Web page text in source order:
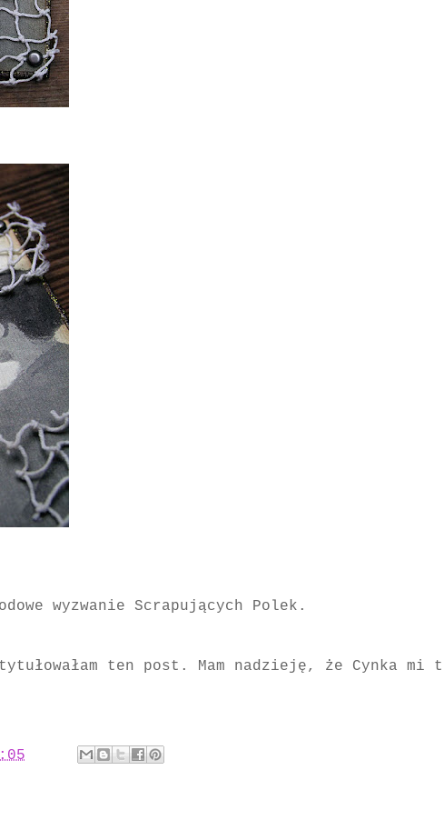
wyzwanie Scrapujących Polek.
ten post. Mam nadzieję, że Cynka mi